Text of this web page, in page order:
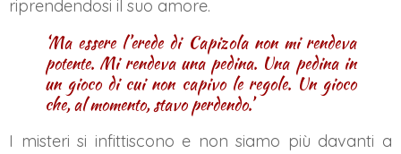
riprendendosi il suo amore.
‘Ma essere l’erede di Capizola non mi rendeva
potente. Mi rendeva una pedina. Una pedina in
un gioco di cui non capivo le regole. Un gioco
che, al momento, stavo perdendo.’
I misteri si infittiscono e non siamo più davanti a